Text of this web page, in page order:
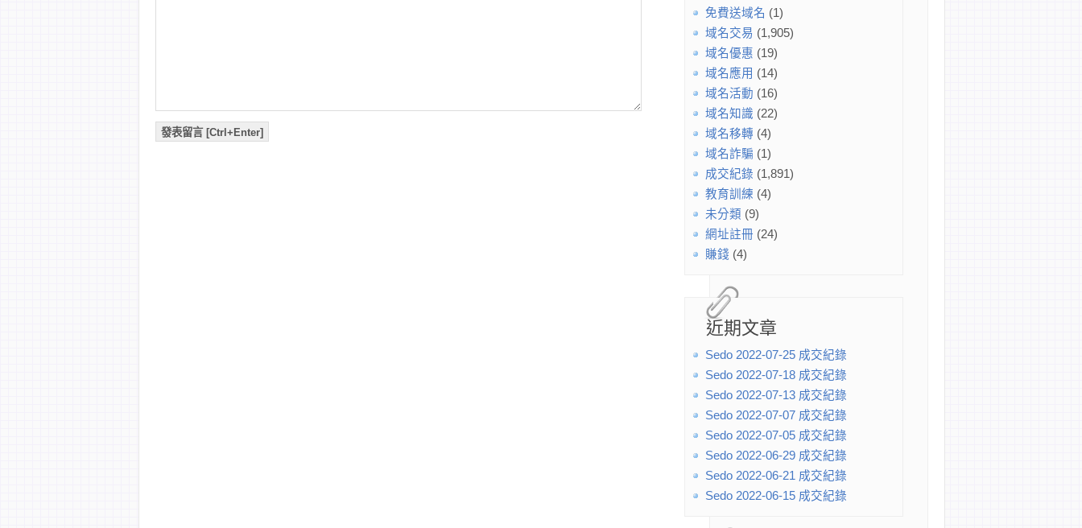
免費送域名 (1)
域名交易 (1,905)
域名優惠 (19)
域名應用 (14)
域名活動 (16)
域名知識 (22)
域名移轉 (4)
域名詐騙 (1)
成交紀錄 (1,891)
教育訓練 (4)
未分類 (9)
網址註冊 (24)
賺錢 (4)
近期文章
Sedo 2022-07-25 成交紀錄
Sedo 2022-07-18 成交紀錄
Sedo 2022-07-13 成交紀錄
Sedo 2022-07-07 成交紀錄
Sedo 2022-07-05 成交紀錄
Sedo 2022-06-29 成交紀錄
Sedo 2022-06-21 成交紀錄
Sedo 2022-06-15 成交紀錄